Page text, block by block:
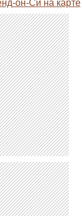
он-Си на карте